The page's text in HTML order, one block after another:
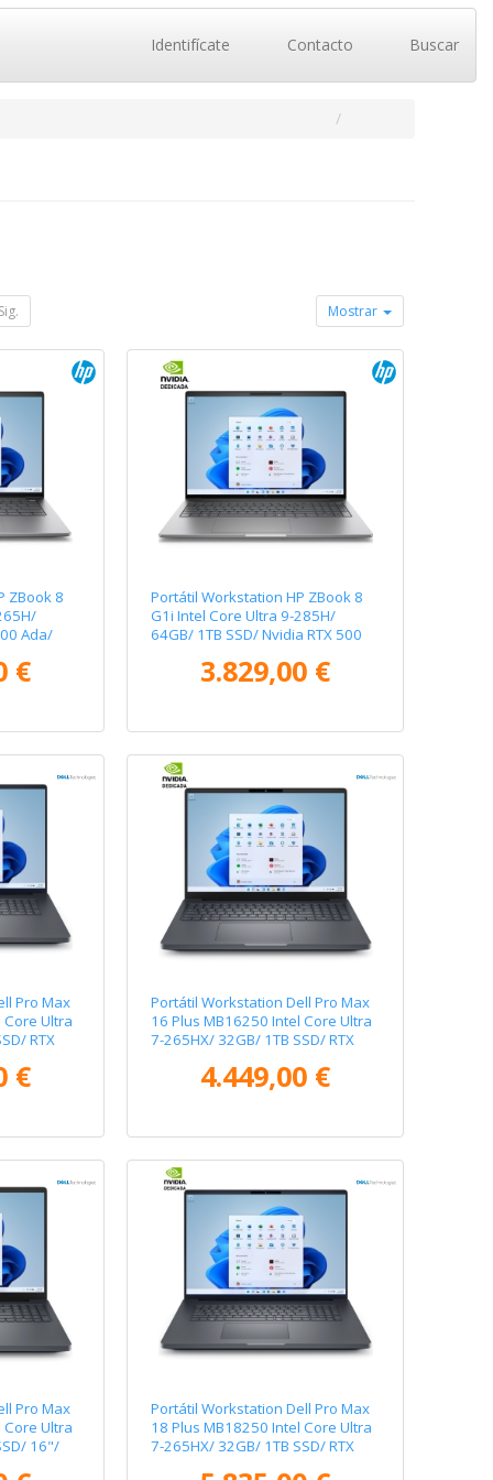
Identifícate Contacto Buscar
Sig. Mostrar
ZBook 8
Ada/
€
Portátil Workstation HP ZBook 8
G1i Intel Core Ultra 9-285H/
64GB/ 1TB SSD/ Nvidia RTX 500
3.829,00 €
Pro Max
Core Ultra
RTX
€
Portátil Workstation Dell Pro Max
16 Plus MB16250 Intel Core Ultra
7-265HX/ 32GB/ 1TB SSD/ RTX
4.449,00 €
Pro Max
Core Ultra
16"/
Portátil Workstation Dell Pro Max
18 Plus MB18250 Intel Core Ultra
7-265HX/ 32GB/ 1TB SSD/ RTX